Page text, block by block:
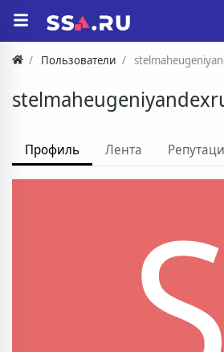
Пользователи
Профиль Лента